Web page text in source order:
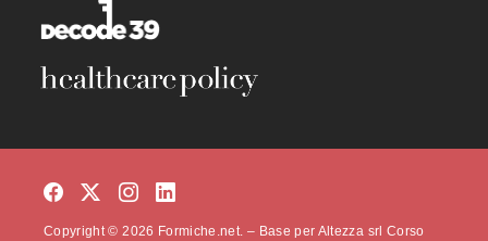
Copyright © 2026 Formiche.net. – Base per Altezza srl Corso